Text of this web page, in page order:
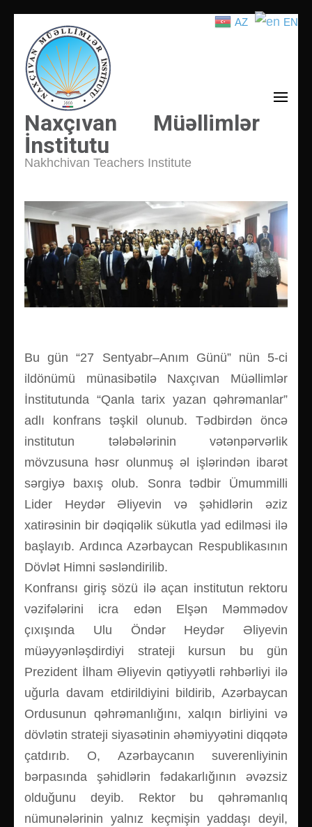
atla
(Enter
tuşuna
basın)
Naxçıvan Müəllimlər
İnstitutu
Nakhchivan Teachers Institute
Bu gün “27 Sentyabr–Anım Günü” nün 5-ci
ildönümü münasibətilə Naxçıvan Müəllimlər
İnstitutunda “Qanla tarix yazan qəhrəmanlar”
adlı konfrans təşkil olunub. Tədbirdən öncə
institutun tələbələrinin vətənpərvərlik
mövzusuna həsr olunmuş əl işlərindən ibarət
sərgiyə baxış olub. Sonra tədbir Ümummilli
Lider Heydər Əliyevin və şəhidlərin əziz
xatirəsinin bir dəqiqəlik sükutla yad edilməsi ilə
başlayıb. Ardınca Azərbaycan Respublikasının
Dövlət Himni səsləndirilib.
Konfransı giriş sözü ilə açan institutun rektoru
vəzifələrini icra edən Elşən Məmmədov
çıxışında Ulu Öndər Heydər Əliyevin
müəyyənləşdirdiyi strateji kursun bu gün
Prezident İlham Əliyevin qətiyyətli rəhbərliyi ilə
uğurla davam etdirildiyini bildirib, Azərbaycan
Ordusunun qəhrəmanlığını, xalqın birliyini və
dövlətin strateji siyasətinin əhəmiyyətini diqqətə
çatdırıb. O, Azərbaycanın suverenliyinin
bərpasında şəhidlərin fədakarlığının əvəzsiz
olduğunu deyib. Rektor bu qəhrəmanlıq
nümunələrinin yalnız keçmişin yaddaşı deyil,
AZ EN